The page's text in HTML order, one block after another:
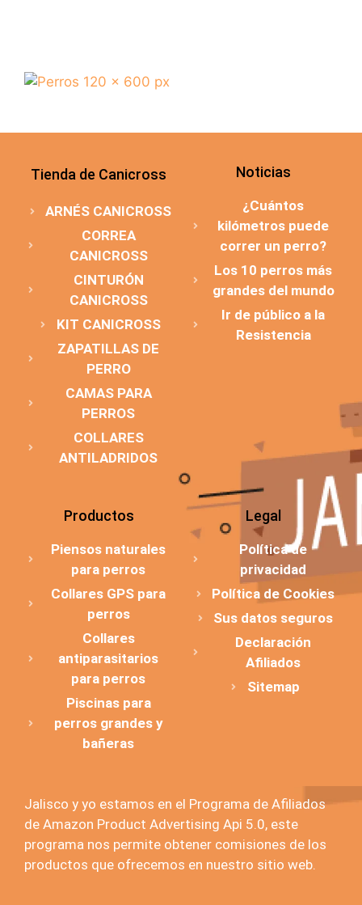
Tienda de Canicross
ARNÉS CANICROSS
CORREA
CANICROSS
CINTURÓN
CANICROSS
KIT CANICROSS
ZAPATILLAS DE
PERRO
CAMAS PARA
PERROS
COLLARES
ANTILADRIDOS
Noticias
¿Cuántos
kilómetros puede
correr un perro?
Los 10 perros más
grandes del mundo
Ir de público a la
Resistencia
Productos
Piensos naturales
para perros
Collares GPS para
perros
Collares
antiparasitarios
para perros
Piscinas para
perros grandes y
bañeras
Legal
Política de
privacidad
Política de Cookies
Sus datos seguros
Declaración
Afiliados
Sitemap
Jalisco y yo estamos en el Programa de Afiliados
de Amazon Product Advertising Api 5.0, este
programa nos permite obtener comisiones de los
productos que ofrecemos en nuestro sitio web.